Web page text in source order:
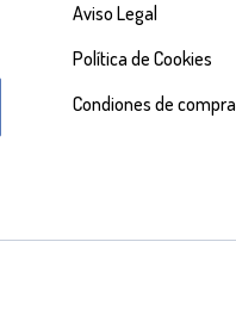
Aviso Legal
Política de Cookies
Condiones de compra